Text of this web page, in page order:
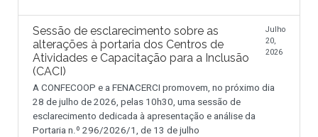
Sessão de esclarecimento sobre as
alterações à portaria dos Centros de
Atividades e Capacitação para a Inclusão
(CACI)
Julho
20,
2026
A CONFECOOP e a FENACERCI promovem, no próximo dia
28 de julho de 2026, pelas 10h30, uma sessão de
esclarecimento dedicada à apresentação e análise da
Portaria n.º 296/2026/1, de 13 de julho